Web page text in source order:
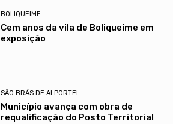
BOLIQUEIME
Cem anos da vila de Boliqueime em
exposição
SÃO BRÁS DE ALPORTEL
Município avança com obra de
requalificação do Posto Territorial